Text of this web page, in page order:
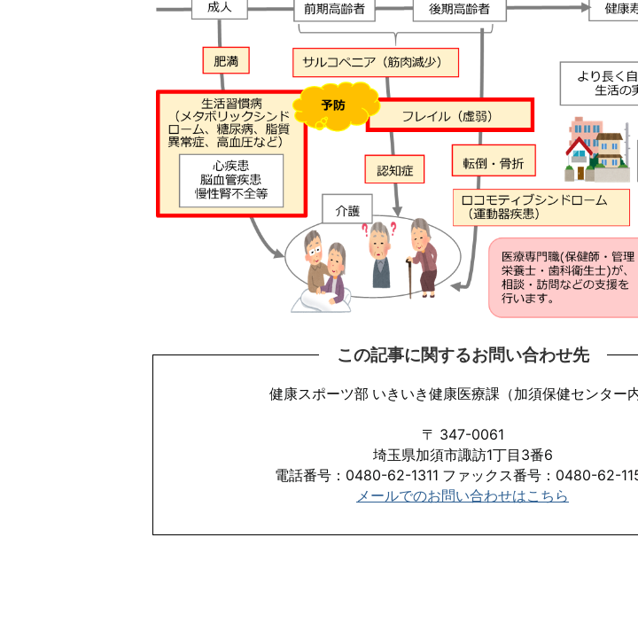
この記事に関するお問い合わせ先
健康スポーツ部 いきいき健康医療課（加須保健センター内
〒 347-0061
埼玉県加須市諏訪1丁目3番6
電話番号：0480-62-1311 ファックス番号：0480-62-
​​​​​​​メールでのお問い合わせはこちら